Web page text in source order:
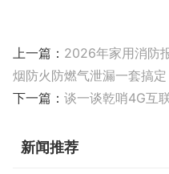
上一篇： 2026年家用消防
烟防火防燃气泄漏一套搞定
下一篇： 谈一谈乾哨4G互
新闻推荐